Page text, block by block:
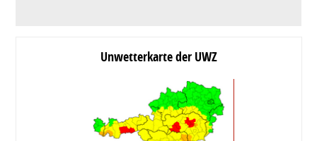
Unwetterkarte der UWZ